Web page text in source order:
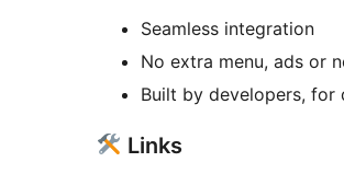
Seamless integration
No extra menu, ads or
Built by developers, for
Links